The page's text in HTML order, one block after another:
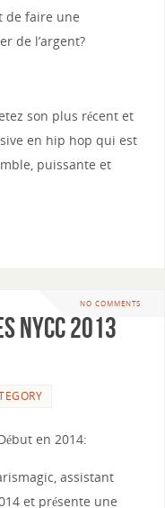
de faire une
de l’argent?
son plus récent et
en hip hop qui est
puissante et
NO COMMENTS
NYCC 2013
en 2014:
assistant
et présente une